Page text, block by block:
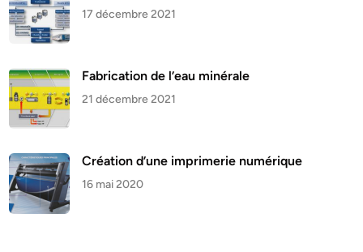
17 décembre 2021
Fabrication de l’eau minérale
21 décembre 2021
Création d’une imprimerie numérique
16 mai 2020